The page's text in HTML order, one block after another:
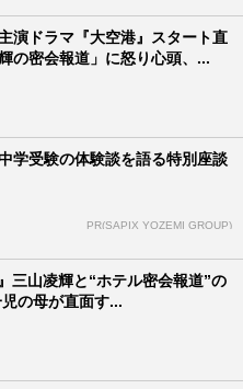
演ドラマ『大空港』スタート直
の密会報道」に怒り心頭、...
学受験の体験談を語る特別座談
PR(SAPIX YOZEMI GROUP)
三山凌輝と“ホテル密会報道”の
の母が直面す...